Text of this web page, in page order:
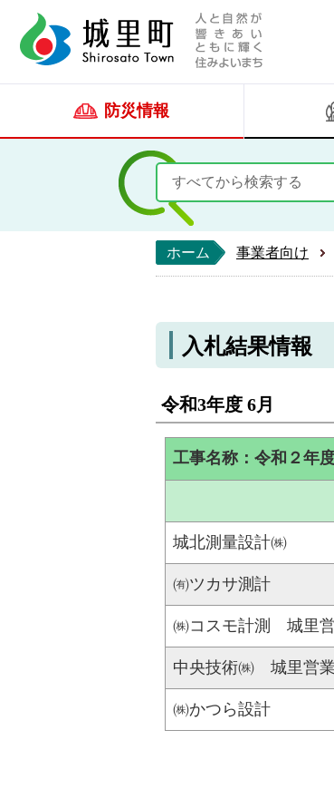
人と自然
防災情報
ホーム 事業者向け
入札結果情報
令和3年度 6月
工事名称：令和２年
城北測量設計㈱
㈲ツカサ測計
㈱コスモ計測 城里
中央技術㈱ 城里営
㈱かつら設計